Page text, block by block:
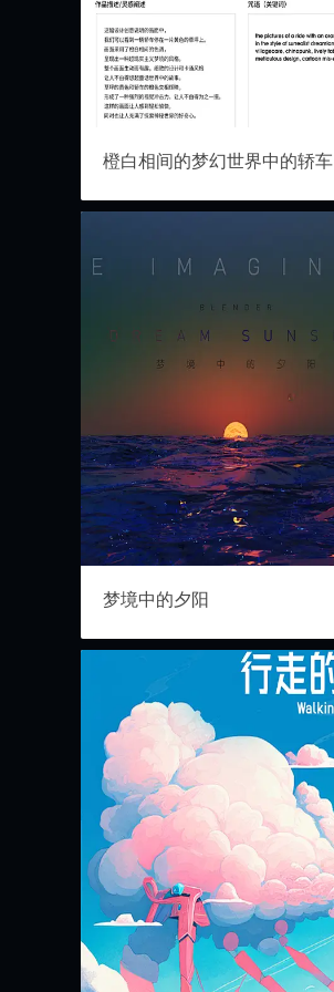
橙白相间的梦幻世界中的轿车
梦境中的夕阳